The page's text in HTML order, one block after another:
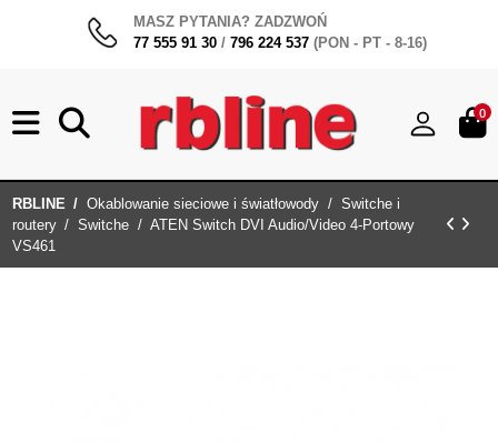
MASZ PYTANIA? ZADZWOŃ
77 555 91 30 / 796 224 537 (PON - PT - 8-16)
0
RBLINE Okablowanie sieciowe i światłowody
Switche i
routery
Switche
ATEN Switch DVI Audio/Video 4-Portowy
VS461